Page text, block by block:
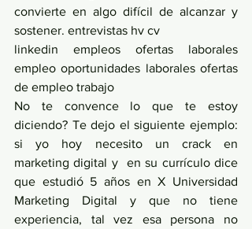
convierte en algo difícil de alcanzar y
sostener. entrevistas hv cv
linkedin empleos ofertas laborales
empleo oportunidades laborales ofertas
de empleo trabajo
No te convence lo que te estoy
diciendo? Te dejo el siguiente ejemplo:
si yo hoy necesito un crack en
marketing digital y  en su currículo dice
que estudió 5 años en X Universidad
Marketing Digital y que no tiene
experiencia, tal vez esa persona no